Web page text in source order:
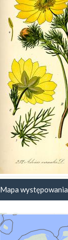
Mapa występowania